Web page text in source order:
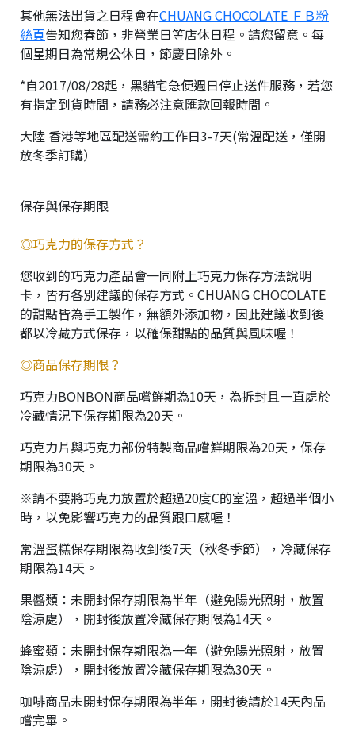
其他無法出貨之日程會在CHUANG CHOCOLATE ＦＢ粉
絲頁告知您春節，非營業日等店休日程。請您留意。每
個星期日為常規公休日，節慶日除外。
*自2017/08/28起，黑貓宅急便週日停止送件服務，若您
有指定到貨時間，請務必注意匯款回報時間。
大陸 香港等地區配送需約工作日3-7天(常溫配送，僅開
放冬季訂購）
保存與保存期限
◎巧克力的保存方式？
您收到的巧克力產品會一同附上巧克力保存方法說明
卡，皆有各別建議的保存方式。CHUANG CHOCOLATE
的甜點皆為手工製作，無額外添加物，因此建議收到後
都以冷藏方式保存，以確保甜點的品質與風味喔！
◎商品保存期限？
巧克力BONBON商品嚐鮮期為10天，為拆封且一直處於
冷藏情況下保存期限為20天。
巧克力片與巧克力部份特製商品嚐鮮期限為20天，保存
期限為30天。
※請不要將巧克力放置於超過20度C的室溫，超過半個小
時，以免影響巧克力的品質跟口感喔！
常溫蛋糕保存期限為收到後7天（秋冬季節），冷藏保存
期限為14天。
果醬類：未開封保存期限為半年（避免陽光照射，放置
陰涼處），開封後放置冷藏保存期限為14天。
蜂蜜類：未開封保存期限為一年（避免陽光照射，放置
陰涼處），開封後放置冷藏保存期限為30天。
咖啡商品未開封保存期限為半年，開封後請於14天內品
嚐完畢。